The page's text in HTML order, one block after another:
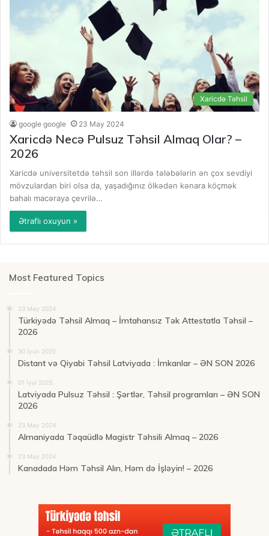
Xaricdə Təhsil
google google 23 May 2024
Xaricdə Necə Pulsuz Təhsil Almaq Olar? –
2026
Xaricdə universitetdə təhsil son illərdə tələbələrin ən çox sevdiyi
mövzulardan biri olsa da, yaşadığınız ölkədən kənara köçmək
bahalı macəraya çevrilə…
Ətraflı oxuyun »
Most Featured Topics
23 May 2024
Türkiyədə Təhsil Almaq – İmtahansız Tək Attestatla Təhsil –
2026
30 İyun 2025
Distant və Qiyabi Təhsil Latviyada : İmkanlar – ƏN SON 2026
01 İyul 2025
Latviyada Pulsuz Təhsil : Şərtlər, Təhsil programları – ƏN SON
2026
23 May 2024
Almaniyada Təqaüdlə Magistr Təhsili Almaq – 2026
23 May 2024
Kanadada Həm Təhsil Alın, Həm də İşləyin! – 2026